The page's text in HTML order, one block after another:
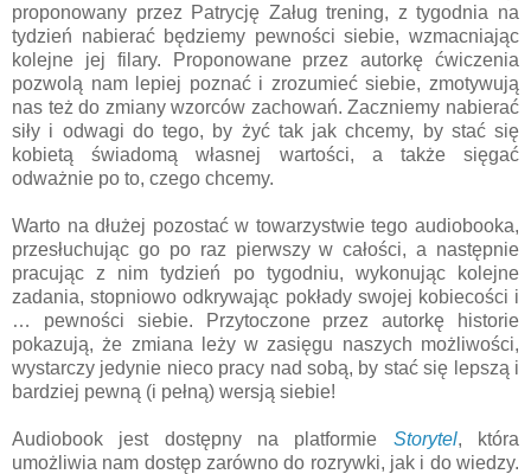
proponowany przez Patrycję Załug trening, z tygodnia na
tydzień nabierać będziemy pewności siebie, wzmacniając
kolejne jej filary. Proponowane przez autorkę ćwiczenia
pozwolą nam lepiej poznać i zrozumieć siebie, zmotywują
nas też do zmiany wzorców zachowań. Zaczniemy nabierać
siły i odwagi do tego, by żyć tak jak chcemy, by stać się
kobietą świadomą własnej wartości, a także sięgać
odważnie po to, czego chcemy.
Warto na dłużej pozostać w towarzystwie tego audiobooka,
przesłuchując go po raz pierwszy w całości, a następnie
pracując z nim tydzień po tygodniu, wykonując kolejne
zadania, stopniowo odkrywając pokłady swojej kobiecości i
… pewności siebie. Przytoczone przez autorkę historie
pokazują, że zmiana leży w zasięgu naszych możliwości,
wystarczy jedynie nieco pracy nad sobą, by stać się lepszą i
bardziej pewną (i pełną) wersją siebie!
Audiobook jest dostępny na platformie Storytel, która
umożliwia nam dostęp zarówno do rozrywki, jak i do wiedzy.